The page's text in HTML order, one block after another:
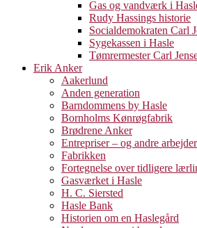
Gas og vandværk i
Rudy Hassings historie
Socialdemokraten Carl
Sygekassen i Hasle
Tømrermester Carl
Erik Anker
Aakerlund
Anden generation
Barndommens by Hasle
Bornholms Kønrøgfabrik
Brødrene Anker
Entrepriser – og andre arbejder
Fabrikken
Fortegnelse over tidligere
Gasværket i Hasle
H. C. Siersted
Hasle Bank
Historien om en Haslegård